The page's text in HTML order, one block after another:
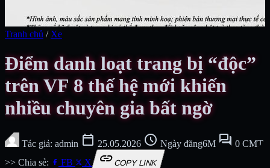
Tranh chủ / Xe
Điểm danh loạt trang bị “độc”
trên VF 8 thế hệ mới khiến
nhiều chuyên gia bất ngờ
Tác giả: admin calendar_today 25.05.2026 schedule Ngày đăng6M forum 0 CMT
>> Chia sẻ:
FB X linkCOPY LINK